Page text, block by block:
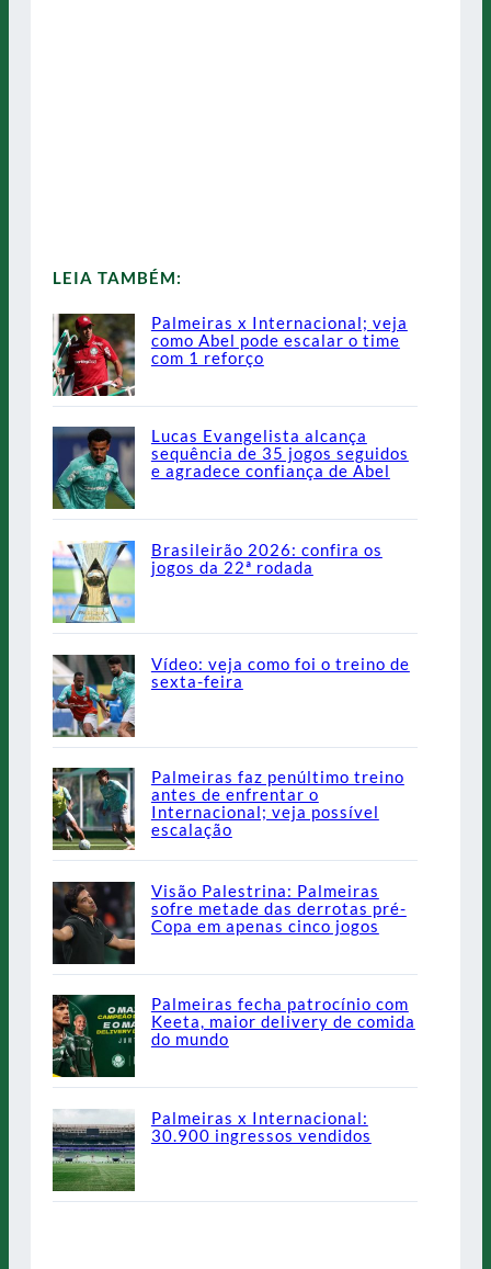
LEIA TAMBÉM:
Palmeiras x Internacional; veja
como Abel pode escalar o time
com 1 reforço
Lucas Evangelista alcança
sequência de 35 jogos seguidos
e agradece confiança de Abel
Brasileirão 2026: confira os
jogos da 22ª rodada
Vídeo: veja como foi o treino de
sexta-feira
Palmeiras faz penúltimo treino
antes de enfrentar o
Internacional; veja possível
escalação
Visão Palestrina: Palmeiras
sofre metade das derrotas pré-
Copa em apenas cinco jogos
Palmeiras fecha patrocínio com
Keeta, maior delivery de comida
do mundo
Palmeiras x Internacional:
30.900 ingressos vendidos